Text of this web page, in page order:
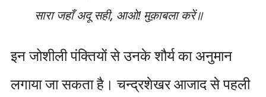
सारा जहाँ अदू सही, आओ! मुक़ाबला करें॥
इन जोशीली पंक्तियों से उनके शौर्य का अनुमान
लगाया जा सकता है। चन्द्रशेखर आजाद से पहली